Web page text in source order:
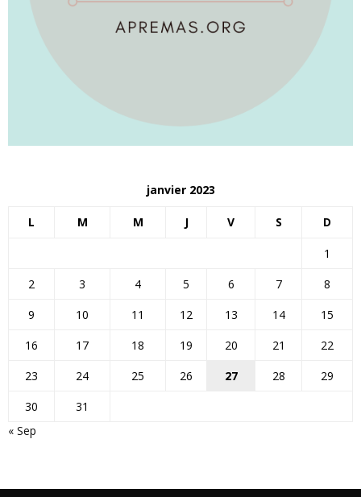
janvier 2023
L M M J V S D
1
2
3 4 5 6 7
8
9
10 11 12 13 14
15
16
17 18 19 20 21
22
23
24 25 26 27 28
29
30
31
« Sep